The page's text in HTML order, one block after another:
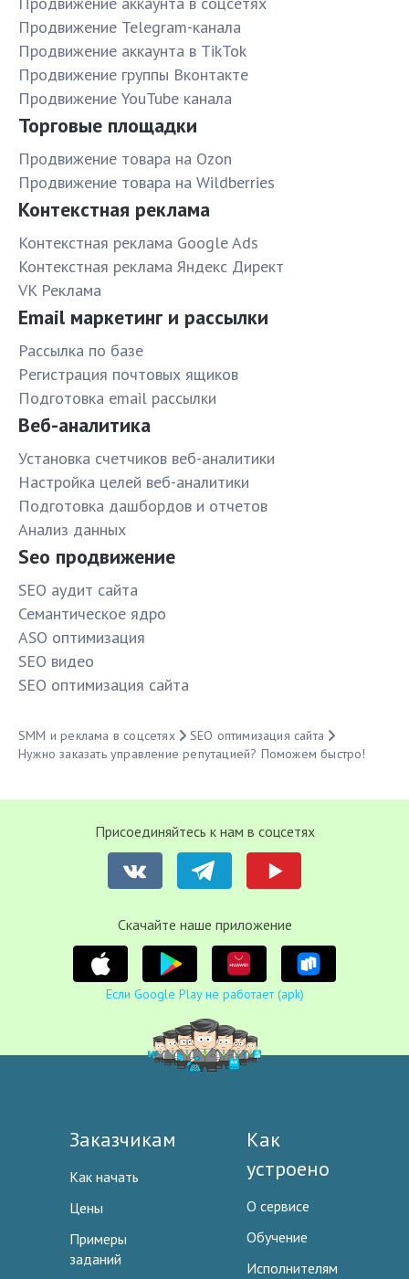
Продвижение Telegram-канала
Продвижение аккаунта в TikTok
Продвижение группы Вконтакте
Продвижение YouTube канала
Торговые площадки
Продвижение товара на Ozon
Продвижение товара на Wildberries
Контекстная реклама
Контекстная реклама Google Ads
Контекстная реклама Яндекс Директ
VK Реклама
Email маркетинг и рассылки
Рассылка по базе
Pегистрация почтовых ящиков
Подготовка email рассылки
Веб-аналитика
Установка счетчиков веб-аналитики
Настройка целей веб-аналитики
Подготовка дашбордов и отчетов
Анализ данных
Seo продвижение
SЕО аудит сайта
Семантическое ядро
ASO оптимизация
SЕО видео
SЕО оптимизация сайта
SMM и реклама в соцсетях
SЕО оптимизация сайта
Нужно заказать управление репутацией? Поможем быстро!
Присоединяйтесь к нам в соцсетях
Cкачайте наше приложение
Если Google Play не работает (apk)
Заказчикам
Как начать
Цены
Примеры
заданий
Как
устроено
О сервисе
Обучение
Исполнителям